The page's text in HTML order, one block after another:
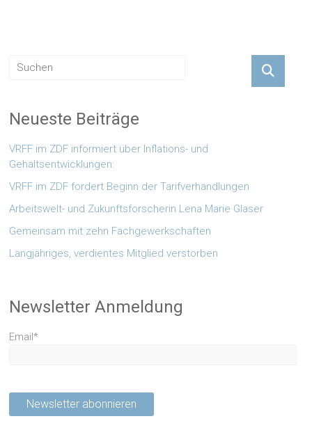
Neueste Beiträge
VRFF im ZDF informiert über Inflations- und
Gehaltsentwicklungen:
VRFF im ZDF fordert Beginn der Tarifverhandlungen
Arbeitswelt- und Zukunftsforscherin Lena Marie Glaser
Gemeinsam mit zehn Fachgewerkschaften
Langjähriges, verdientes Mitglied verstorben
Newsletter Anmeldung
Email*